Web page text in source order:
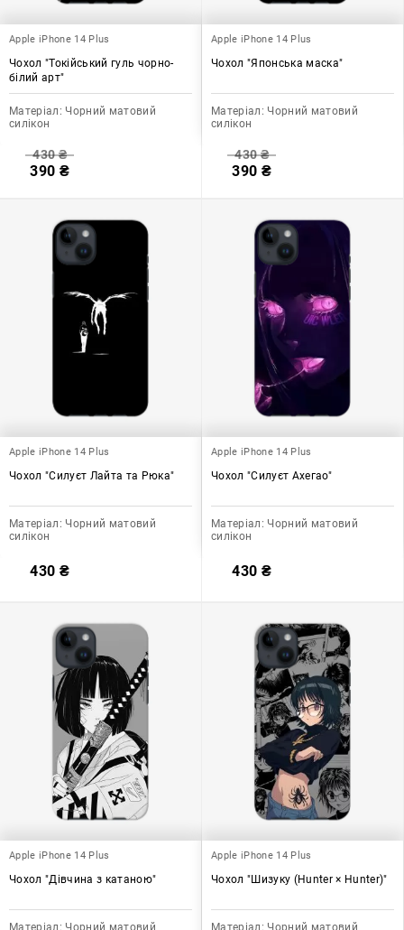
Apple iPhone 14 Plus
Чохол "Токійський гуль чорно-
білий арт"
Матеріал: Чорний матовий
силікон
430₴
390 ₴
Apple iPhone 14 Plus
Чохол "Японська маска"
Матеріал: Чорний матовий
силікон
430₴
390 ₴
Apple iPhone 14 Plus
Чохол "Силуєт Лайта та Рюка"
Матеріал: Чорний матовий
силікон
430 ₴
Apple iPhone 14 Plus
Чохол "Силуєт Ахегао"
Матеріал: Чорний матовий
силікон
430 ₴
Apple iPhone 14 Plus
Чохол "Дівчина з катаною"
Матеріал: Чорний матовий
Apple iPhone 14 Plus
Чохол "Шизуку (Hunter × Hunter)"
Матеріал: Чорний матовий